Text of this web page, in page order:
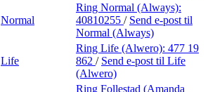
Normal
Ring Normal (Always):
40810255 / Send e-post til
Normal (Always)
Life
Ring Life (Alwero): 477 19
862 / Send e-post til Life
(Alwero)
Ring Follestad (Amanda